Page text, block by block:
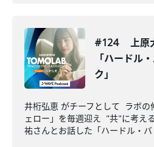
#124 上原
「ハードル
ク」
井桁弘恵 がチーフとして ラボの
ェロー」を毎週迎え "共"に考え
祐さんとお話した「ハードル・バ